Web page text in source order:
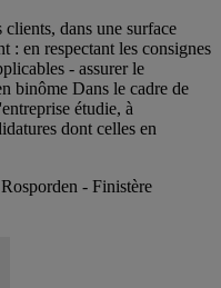
dans une surface
: en respectant les consignes
- assurer le
binôme Dans le cadre de
étudie, à
dont celles en
- Finistère